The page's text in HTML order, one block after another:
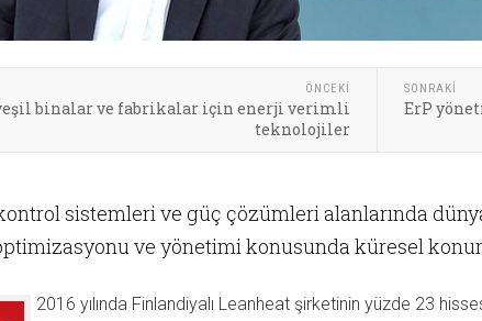
ÖNCEKI
binalar ve fabrikalar için enerji verimli
teknolojiler
SONRAKI
ErP
sistemleri ve güç çözümleri alanlarında
ve yönetimi konusunda küresel
2016 yılında Finlandiyalı Leanheat şirketinin yüzde 23